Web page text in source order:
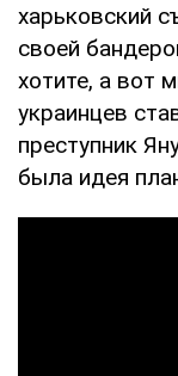
харьковский
своей
хотите, а вот
украинцев
преступник
была идея